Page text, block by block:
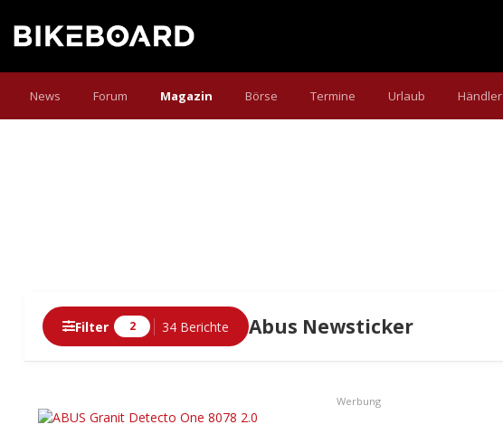
News Forum Magazin Börse Termine Urlaub Händler
Abus Newsticker
Filter 2 34 Berichte
Werbung